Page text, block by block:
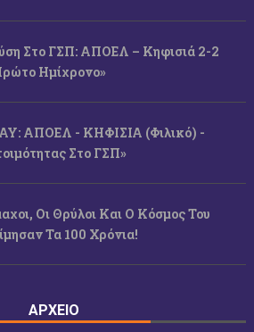
Στο ΓΣΠ: ΑΠΟΕΛ – Κηφισιά 2-2
Ημίχρονο»
ΑΠΟΕΛ - ΚΗΦΙΣΙΑ (φιλικό) -
Στο ΓΣΠ»
Οι Θρύλοι Και Ο Κόσμος Του
Τα 100 Χρόνια!
ΑΡΧΕΙΟ